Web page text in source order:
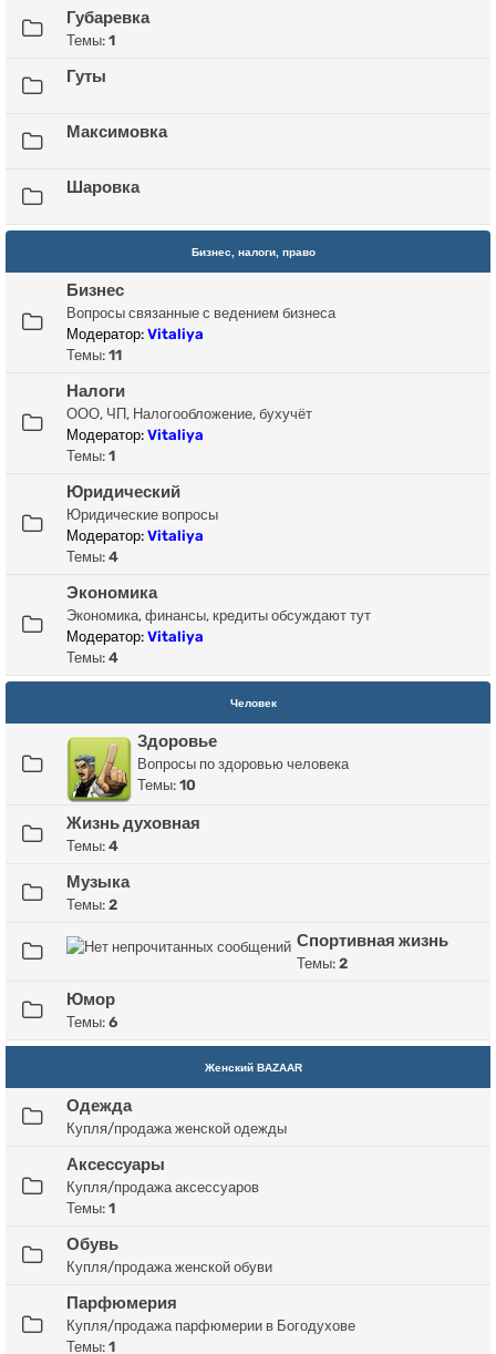
Губаревка
Темы: 1
Гуты
Максимовка
Шаровка
Бизнес, налоги, право
Бизнес
Вопросы связанные с ведением бизнеса
Модератор: Vitaliya
Темы: 11
Налоги
ООО, ЧП, Налогообложение, бухучёт
Модератор: Vitaliya
Темы: 1
Юридический
Юридические вопросы
Модератор: Vitaliya
Темы: 4
Экономика
Экономика, финансы, кредиты обсуждают тут
Модератор: Vitaliya
Темы: 4
Человек
Здоровье
Вопросы по здоровью человека
Темы: 10
Жизнь духовная
Темы: 4
Музыка
Темы: 2
Спортивная жизнь
Темы: 2
Юмор
Темы: 6
Женский BAZAAR
Одежда
Купля/продажа женской одежды
Аксессуары
Купля/продажа аксессуаров
Темы: 1
Обувь
Купля/продажа женской обуви
Парфюмерия
Купля/продажа парфюмерии в Богодухове
Темы: 1